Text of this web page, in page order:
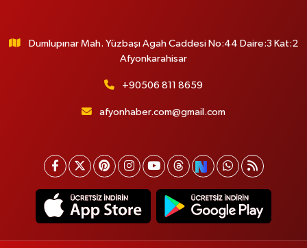
Dumlupınar Mah. Yüzbaşı Agah Caddesi No:44 Daire:3 Kat:2
Afyonkarahisar
+90506 811 8659
afyonhaber.com@gmail.com